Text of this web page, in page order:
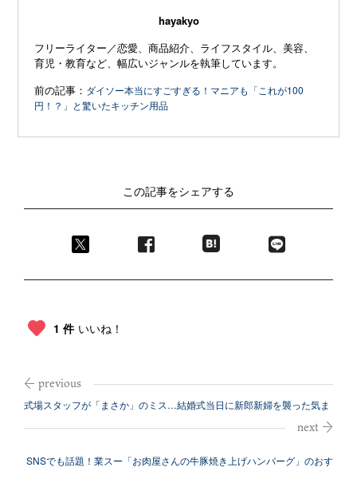
hayakyo
フリーライター／恋愛、商品紹介、ライフスタイル、美容、
育児・教育など、幅広いジャンルを執筆しています。
前の記事： ダイソー本当にすごすぎる！マニアも「これが100
円！？」と驚いたキッチン用品
この記事をシェアする
1 件 いいね！
式場スタッフが「まさか」のミス…結婚式当日に新郎新婦を襲った気ま
SNSでも話題！業スー「お肉屋さんの牛豚焼き上げハンバーグ」のおす